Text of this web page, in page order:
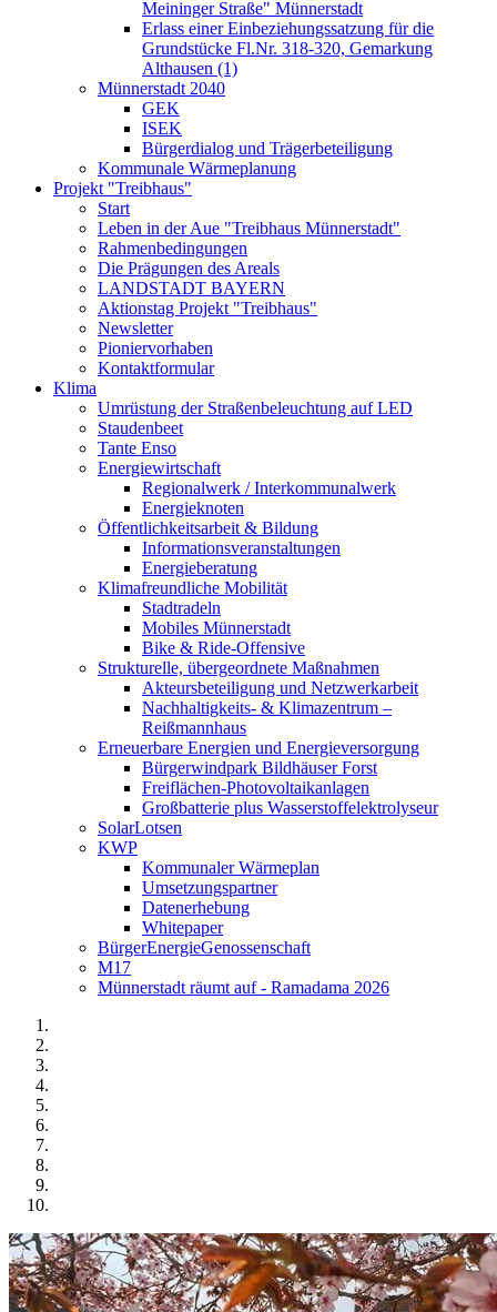
Meininger Straße" Münnerstadt
Erlass einer Einbeziehungssatzung für die
Grundstücke Fl.Nr. 318-320, Gemarkung
Althausen (1)
Münnerstadt 2040
GEK
ISEK
Bürgerdialog und Trägerbeteiligung
Kommunale Wärmeplanung
Projekt "Treibhaus"
Start
Leben in der Aue "Treibhaus Münnerstadt"
Rahmenbedingungen
Die Prägungen des Areals
LANDSTADT BAYERN
Aktionstag Projekt "Treibhaus"
Newsletter
Pioniervorhaben
Kontaktformular
Klima
Umrüstung der Straßenbeleuchtung auf LED
Staudenbeet
Tante Enso
Energiewirtschaft
Regionalwerk / Interkommunalwerk
Energieknoten
Öffentlichkeitsarbeit & Bildung
Informationsveranstaltungen
Energieberatung
Klimafreundliche Mobilität
Stadtradeln
Mobiles Münnerstadt
Bike & Ride-Offensive
Strukturelle, übergeordnete Maßnahmen
Akteursbeteiligung und Netzwerkarbeit
Nachhaltigkeits- & Klimazentrum –
Reißmannhaus
Erneuerbare Energien und Energieversorgung
Bürgerwindpark Bildhäuser Forst
Freiflächen-Photovoltaikanlagen
Großbatterie plus Wasserstoffelektrolyseur
SolarLotsen
KWP
Kommunaler Wärmeplan
Umsetzungspartner
Datenerhebung
Whitepaper
BürgerEnergieGenossenschaft
M17
Münnerstadt räumt auf - Ramadama 2026